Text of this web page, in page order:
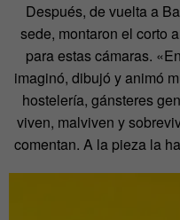
Después, de vuelta a
sede, montaron el corto
para estas cámaras.
imaginó, dibujó y animó
hostelería, gánsteres
viven, malviven y
comentan. A la pieza la